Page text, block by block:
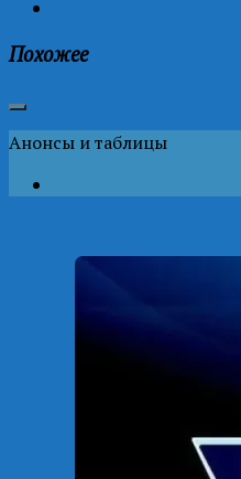
Похожее
Анонсы и таблицы